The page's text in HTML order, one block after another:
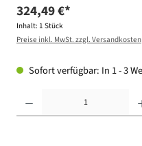
324,49 €*
Inhalt: 1 Stück
Preise inkl. MwSt. zzgl. Versandkosten
Sofort verfügbar: In 1 - 3